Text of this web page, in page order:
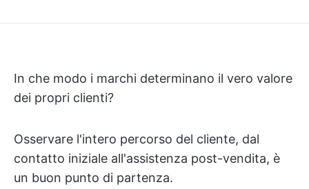
In che modo i marchi determinano il vero valore
dei propri clienti?
Osservare l'intero percorso del cliente, dal
contatto iniziale all'assistenza post-vendita, è
un buon punto di partenza.